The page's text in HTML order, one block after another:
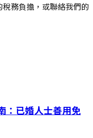
務負擔，或聯絡我們的
：已婚人士善用免